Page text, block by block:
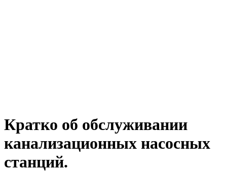
Кратко об обслуживании
канализационных насосных
станций.